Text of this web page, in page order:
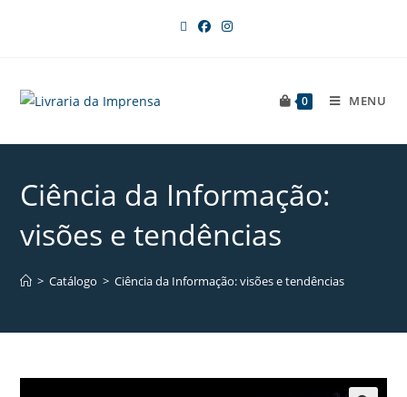
0 MENU
Ciência da Informação:
visões e tendências
> Catálogo > Ciência da Informação: visões e tendências